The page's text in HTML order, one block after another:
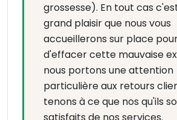
grossesse). En tout cas
grand plaisir que nous vous
accueillerons sur place
d'effacer cette mauvaise
nous portons une attention
particulière aux retours
tenons à ce que nos qu'ils